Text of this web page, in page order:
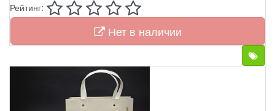
Рейтинг:
Нет в наличии